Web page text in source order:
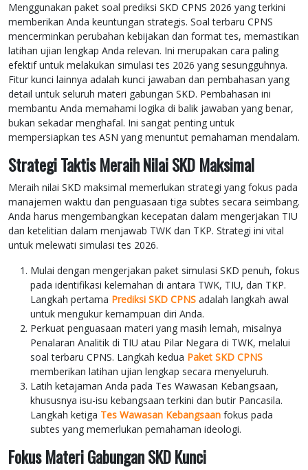
Menggunakan paket soal prediksi SKD CPNS 2026 yang terkini
memberikan Anda keuntungan strategis. Soal terbaru CPNS
mencerminkan perubahan kebijakan dan format tes, memastikan
latihan ujian lengkap Anda relevan. Ini merupakan cara paling
efektif untuk melakukan simulasi tes 2026 yang sesungguhnya.
Fitur kunci lainnya adalah kunci jawaban dan pembahasan yang
detail untuk seluruh materi gabungan SKD. Pembahasan ini
membantu Anda memahami logika di balik jawaban yang benar,
bukan sekadar menghafal. Ini sangat penting untuk
mempersiapkan tes ASN yang menuntut pemahaman mendalam.
Strategi Taktis Meraih Nilai SKD Maksimal
Meraih nilai SKD maksimal memerlukan strategi yang fokus pada
manajemen waktu dan penguasaan tiga subtes secara seimbang.
Anda harus mengembangkan kecepatan dalam mengerjakan TIU
dan ketelitian dalam menjawab TWK dan TKP. Strategi ini vital
untuk melewati simulasi tes 2026.
Mulai dengan mengerjakan paket simulasi SKD penuh, fokus
pada identifikasi kelemahan di antara TWK, TIU, dan TKP.
Langkah pertama Prediksi SKD CPNS adalah langkah awal
untuk mengukur kemampuan diri Anda.
Perkuat penguasaan materi yang masih lemah, misalnya
Penalaran Analitik di TIU atau Pilar Negara di TWK, melalui
soal terbaru CPNS. Langkah kedua Paket SKD CPNS
memberikan latihan ujian lengkap secara menyeluruh.
Latih ketajaman Anda pada Tes Wawasan Kebangsaan,
khususnya isu-isu kebangsaan terkini dan butir Pancasila.
Langkah ketiga Tes Wawasan Kebangsaan fokus pada
subtes yang memerlukan pemahaman ideologi.
Fokus Materi Gabungan SKD Kunci